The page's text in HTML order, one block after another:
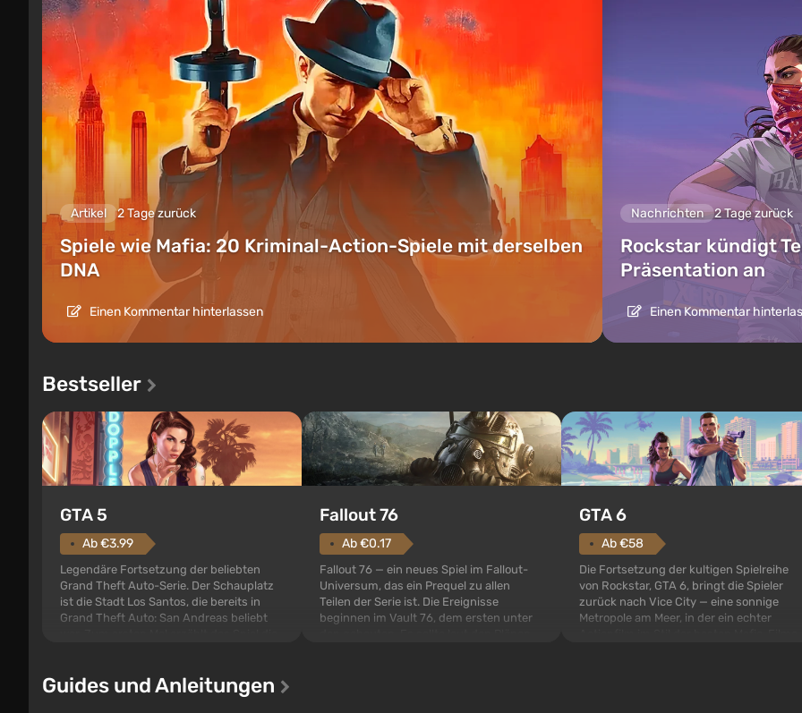
Artikel 2 Tage zurück
Spiele wie Mafia: 20 Kriminal-Action-Spiele mit derselben
DNA
Einen Kommentar hinterlassen
Nachrichten 2 Tage zurück
Rockstar kündigt
Präsentation an
Einen Kommentar
Bestseller
GTA 5
Ab €3.99
Legendäre Fortsetzung der beliebten
Grand Theft Auto-Serie. Der Schauplatz
ist die Stadt Los Santos, die bereits in
Grand Theft Auto: San Andreas beliebt
denen Sie jederzeit...
Fallout 76
Ab €0.17
Fallout 76 — ein neues Spiel im Fallout-
Universum, das ein Prequel zu allen
Teilen der Serie ist. Die Ereignisse
beginnen im Vault 76, dem ersten unter
GTA 6
Ab €58
Die Fortsetzung der kultigen Spielreihe
von Rockstar, GTA 6, bringt die Spieler
zurück nach Vice City — eine sonnige
Metropole am Meer, in der ein echter
Guides und Anleitungen